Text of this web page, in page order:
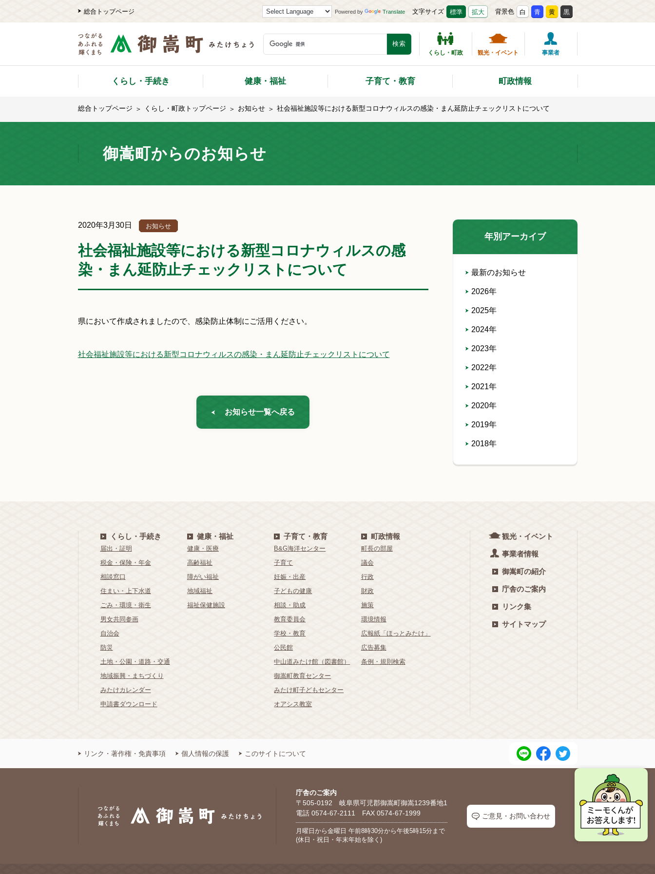
総合トップページ Powered by Translate 文字サイズ 標準 拡大 背景色 白 青 黄 黒
くらし・町政 観光・イベント 事業者
くらし・手続き 健康・福祉 子育て・教育 町政情報
総合トップページ くらし・町政トップページ お知らせ 社会福祉施設等における新型コロナウィルスの感染・まん延防止チェックリストについて
御嵩町からのお知らせ
2020年3月30日 お知らせ
社会福祉施設等における新型コロナウィルスの感
染・まん延防止チェックリストについて
県において作成されましたので、感染防止体制にご活用ください。
社会福祉施設等における新型コロナウィルスの感染・まん延防止チェックリストについて
お知らせ一覧へ戻る
年別アーカイブ
最新のお知らせ
2026年
2025年
2024年
2023年
2022年
2021年
2020年
2019年
2018年
くらし・手続き
届出・証明
税金・保険・年金
相談窓口
住まい・上下水道
ごみ・環境・衛生
男女共同参画
自治会
防災
土地・公園・道路・交通
地域振興・まちづくり
みたけカレンダー
申請書ダウンロード
健康・福祉
健康・医療
高齢福祉
障がい福祉
地域福祉
福祉保健施設
子育て・教育
B&G海洋センター
子育て
妊娠・出産
子どもの健康
相談・助成
教育委員会
学校・教育
公民館
中山道みたけ館（図書館）
御嵩町教育センター
みたけ町子どもセンター
オアシス教室
町政情報
町長の部屋
議会
行政
財政
施策
環境情報
広報紙「ほっとみたけ」
広告募集
条例・規則検索
観光・イベント
事業者情報
御嵩町の紹介
庁舎のご案内
リンク集
サイトマップ
リンク・著作権・免責事項 個人情報の保護 このサイトについて
庁舎のご案内
〒505-0192 岐阜県可児郡御嵩町御嵩1239番地1
電話 0574-67-2111 FAX 0574-67-1999
月曜日から金曜日 午前8時30分から午後5時15分まで
(休日・祝日・年末年始を除く)
ご意見・お問い合わせ